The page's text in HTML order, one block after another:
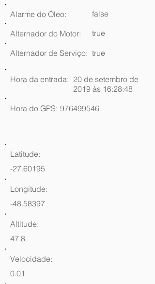
Alarme do Óleo: false
Alternador do Motor: true
Alternador de Serviço: true
Hora da entrada: 20 de setembro de
2019 às 16:28:48
Hora do GPS: 976499546
Latitude:
-27.60195
Longitude:
-48.58397
Altitude:
47.8
Velocidade:
0.01